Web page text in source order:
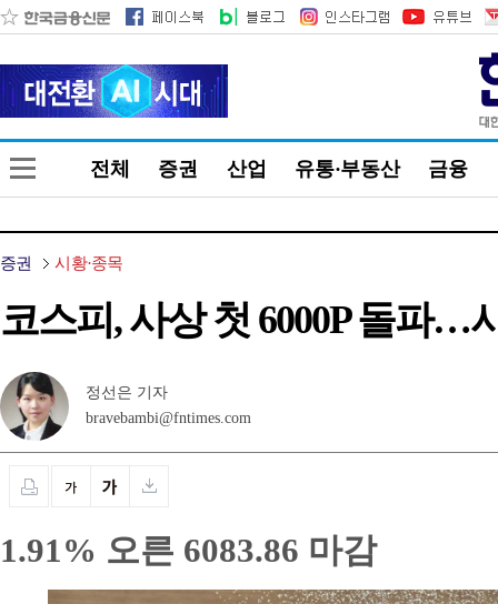
전체 증권 산업 유통·부동산 금융
증권 시황·종목
코스피, 사상 첫 6000P 돌파…
정선은 기자
bravebambi@fntimes.com
1.91% 오른 6083.86 마감